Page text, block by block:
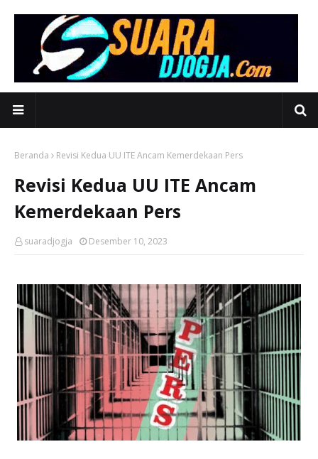
Beranda Revisi Kedua UU ITE Ancam Kemerdekaan Pers
Revisi Kedua UU ITE Ancam
Kemerdekaan Pers
suaradjogja Desember 10, 2023